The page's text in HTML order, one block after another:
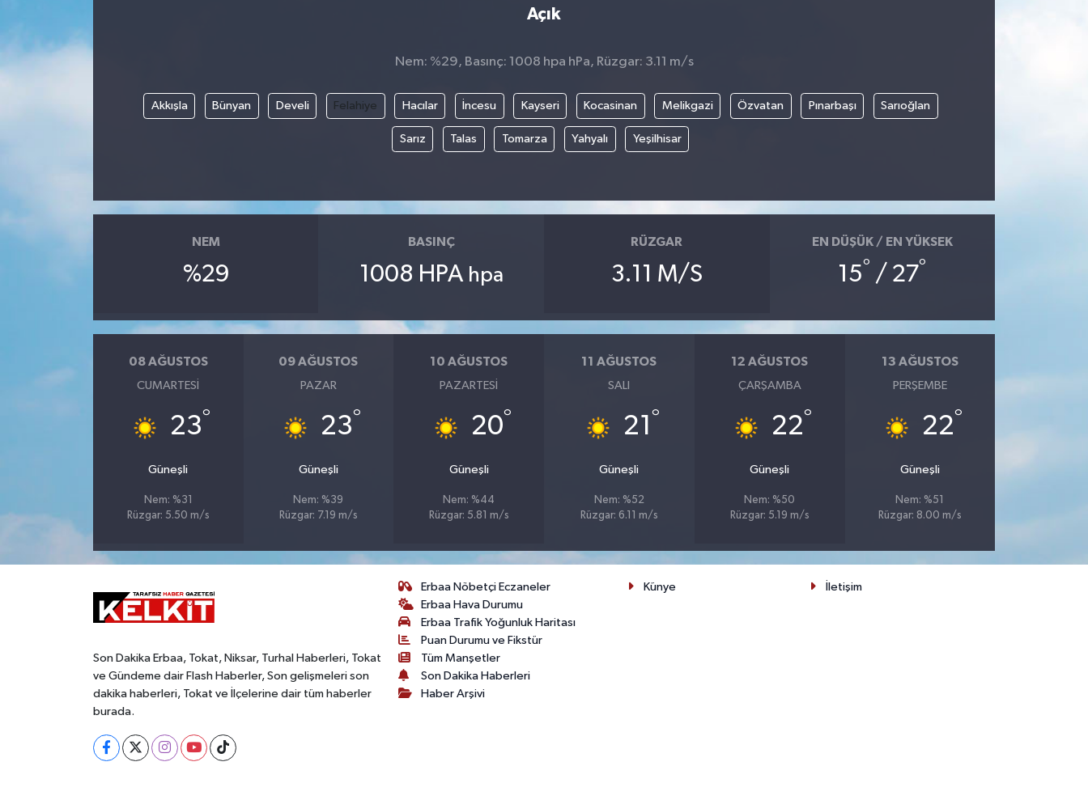
Açık
Nem: %29, Basınç: 1008 hpa hPa, Rüzgar: 3.11 m/s
Akkışla Bünyan Develi Felahiye Hacılar İncesu Kayseri Kocasinan Melikgazi Özvatan Pınarbaşı Sarıoğlan
Sarız Talas Tomarza Yahyalı Yeşilhisar
NEM
%29
BASINÇ
1008 HPA hpa
RÜZGAR
3.11 M/S
EN DÜŞÜK / EN YÜKSEK
15° / 27°
08 AĞUSTOS
CUMARTESI
23°
Güneşli
Nem: %31
Rüzgar: 5.50 m/s
09 AĞUSTOS
PAZAR
23°
Güneşli
Nem: %39
Rüzgar: 7.19 m/s
10 AĞUSTOS
PAZARTESI
20°
Güneşli
Nem: %44
Rüzgar: 5.81 m/s
11 AĞUSTOS
SALI
21 °
Güneşli
Nem: %52
Rüzgar: 6.11 m/s
12 AĞUSTOS
ÇARŞAMBA
22°
Güneşli
Nem: %50
Rüzgar: 5.19 m/s
13 AĞUSTOS
PERŞEMBE
22°
Güneşli
Nem: %51
Rüzgar: 8.00 m/s
Son Dakika Erbaa, Tokat, Niksar, Turhal Haberleri, Tokat
ve Gündeme dair Flash Haberler, Son gelişmeleri son
dakika haberleri, Tokat ve İlçelerine dair tüm haberler
burada.
Erbaa Nöbetçi Eczaneler
Erbaa Hava Durumu
Erbaa Trafik Yoğunluk Haritası
Puan Durumu ve Fikstür
Tüm Manşetler
Son Dakika Haberleri
Haber Arşivi
Künye İletişim